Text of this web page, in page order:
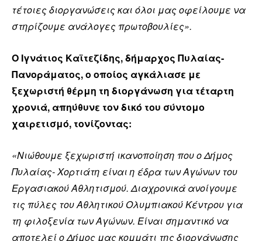
τέτοιες διοργανώσεις και όλοι μας οφείλουμε να
στηρίζουμε ανάλογες πρωτοβουλίες».
Ο Ιγνάτιος Καϊτεζίδης, δήμαρχος Πυλαίας-
Πανοράματος, ο οποίος αγκάλιασε με
ξεχωριστή θέρμη τη διοργάνωση για τέταρτη
χρονιά, απηύθυνε τον δικό του σύντομο
χαιρετισμό, τονίζοντας:
«Νιώθουμε ξεχωριστή ικανοποίηση που ο Δήμος
Πυλαίας- Χορτιάτη είναι η έδρα των Αγώνων του
Εργασιακού Αθλητισμού. Διαχρονικά ανοίγουμε
τις πύλες του Αθλητικού Ολυμπιακού Κέντρου για
τη φιλοξενία των Αγώνων. Είναι σημαντικό να
αποτελεί ο Δήμος μας κομμάτι της διοργάνωσης